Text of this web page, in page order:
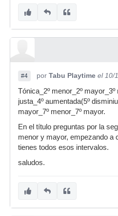
#4 por Tabu Playtime el 10/
Tónica_2º menor_2º mayor_3º
justa_4º aumentada(5º
mayor_7º menor_7º mayor.
En el título preguntas por la
menor y mayor, empezando a
tienes todos esos intervalos.
saludos.